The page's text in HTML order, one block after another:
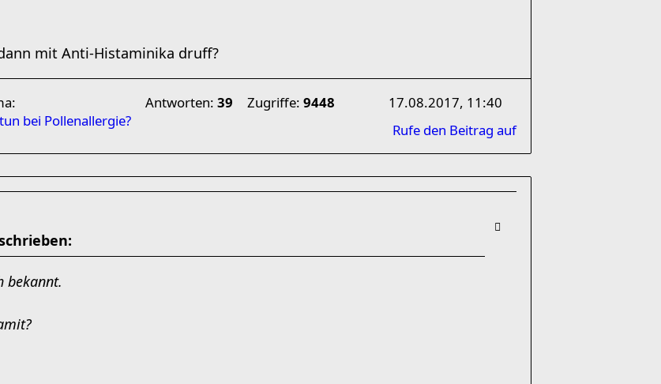
mit Anti-Histaminika druff?
bei Pollenallergie?
Antworten: 39 Zugriffe: 9448
17.08.2017, 11:40
Rufe den Beitrag auf
bekannt.